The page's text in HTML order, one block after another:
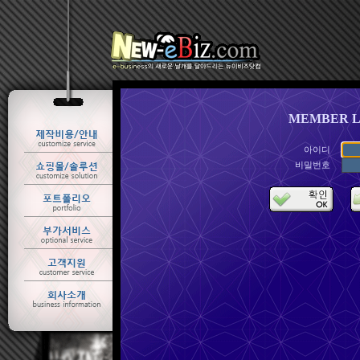
MEMBER
아이디
비밀번호